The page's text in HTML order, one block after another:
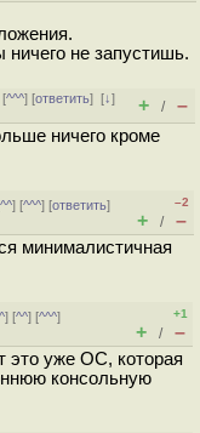
не запустишь.
[^^^] [ответить][↓]
+ / –
ничего кроме
^^] [^^^] [ответить]
–2
+ / –
минималистичная
^] [^^] [^^^]
+1
+ / –
это уже ОС, которая
консольную